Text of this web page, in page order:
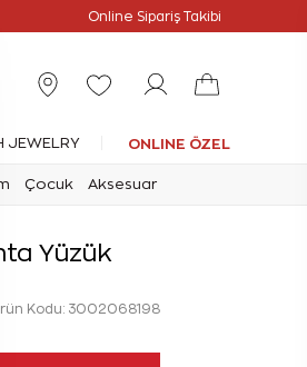
Online Sipariş Takibi
JEWELRY ONLINE ÖZEL
Çocuk Aksesuar
Yüzük
Kodu: 3002068198